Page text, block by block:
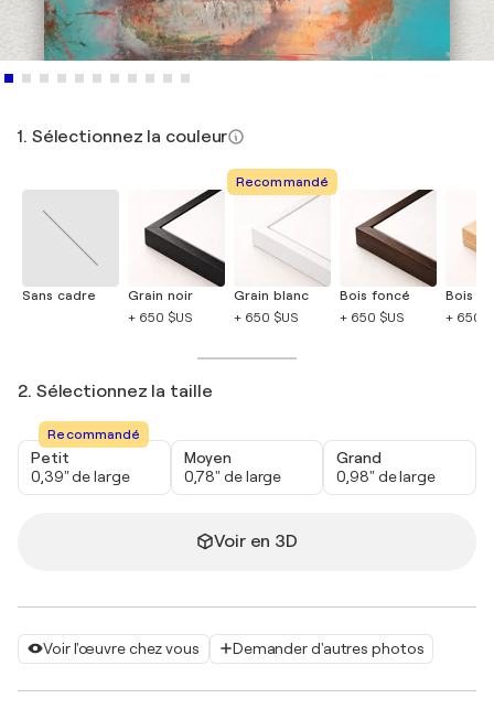
Voir l'œuvre chez vous Demander d'autres photos
1. Sélectionnez la couleur
Sans cadre
Grain noir
+ 650 $US
Recommandé
Grain blanc
+ 650 $US
Bois foncé
+ 650 $US
Bois
+ 650
2. Sélectionnez la taille
Recommandé
Petit
0,39" de large
Moyen
0,78" de large
Grand
0,98" de large
Voir en 3D